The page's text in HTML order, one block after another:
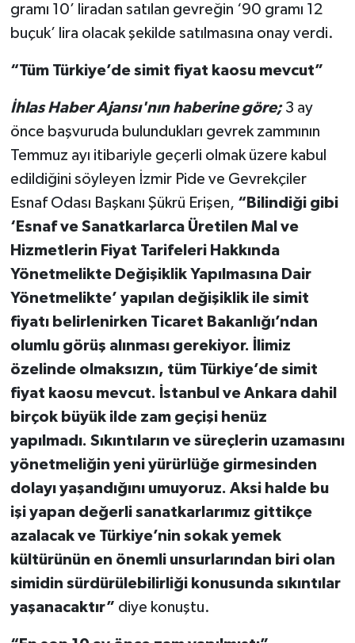
gramı 10’ liradan satılan gevreğin ‘90 gramı 12
buçuk’ lira olacak şekilde satılmasına onay verdi.
“Tüm Türkiye’de simit fiyat kaosu mevcut”
İhlas Haber Ajansı'nın haberine göre; 3 ay
önce başvuruda bulundukları gevrek zammının
Temmuz ayı itibariyle geçerli olmak üzere kabul
edildiğini söyleyen İzmir Pide ve Gevrekçiler
Esnaf Odası Başkanı Şükrü Erişen, “Bilindiği gibi
‘Esnaf ve Sanatkarlarca Üretilen Mal ve
Hizmetlerin Fiyat Tarifeleri Hakkında
Yönetmelikte Değişiklik Yapılmasına Dair
Yönetmelikte’ yapılan değişiklik ile simit
fiyatı belirlenirken Ticaret Bakanlığı’ndan
olumlu görüş alınması gerekiyor. İlimiz
özelinde olmaksızın, tüm Türkiye’de simit
fiyat kaosu mevcut. İstanbul ve Ankara dahil
birçok büyük ilde zam geçişi henüz
yapılmadı. Sıkıntıların ve süreçlerin uzamasını
yönetmeliğin yeni yürürlüğe girmesinden
dolayı yaşandığını umuyoruz. Aksi halde bu
işi yapan değerli sanatkarlarımız gittikçe
azalacak ve Türkiye’nin sokak yemek
kültürünün en önemli unsurlarından biri olan
simidin sürdürülebilirliği konusunda sıkıntılar
yaşanacaktır” diye konuştu.